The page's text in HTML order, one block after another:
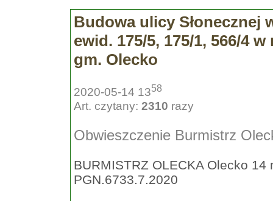
Budowa ulicy Słonecznej
ewid. 175/5, 175/1, 566/4
gm. Olecko
2020-05-14 1358
Art. czytany: 2310 razy
Obwieszczenie Burmistrz
BURMISTRZ OLECKA Olecko 14
PGN.6733.7.2020